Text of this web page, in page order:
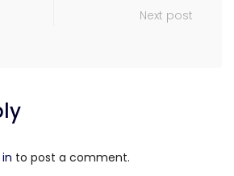
Next post
to post a comment.